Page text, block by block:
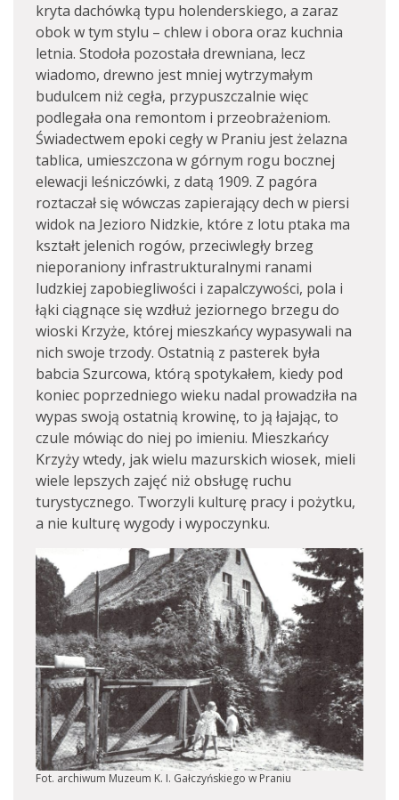
kryta dachówką typu holenderskiego, a zaraz
obok w tym stylu – chlew i obora oraz kuchnia
letnia. Stodoła pozostała drewniana, lecz
wiadomo, drewno jest mniej wytrzymałym
budulcem niż cegła, przypuszczalnie więc
podlegała ona remontom i przeobrażeniom.
Świadectwem epoki cegły w Praniu jest żelazna
tablica, umieszczona w górnym rogu bocznej
elewacji leśniczówki, z datą 1909. Z pagóra
roztaczał się wówczas zapierający dech w piersi
widok na Jezioro Nidzkie, które z lotu ptaka ma
kształt jelenich rogów, przeciwległy brzeg
nieporaniony infrastrukturalnymi ranami
ludzkiej zapobiegliwości i zapalczywości, pola i
łąki ciągnące się wzdłuż jeziornego brzegu do
wioski Krzyże, której mieszkańcy wypasywali na
nich swoje trzody. Ostatnią z pasterek była
babcia Szurcowa, którą spotykałem, kiedy pod
koniec poprzedniego wieku nadal prowadziła na
wypas swoją ostatnią krowinę, to ją łajając, to
czule mówiąc do niej po imieniu. Mieszkańcy
Krzyży wtedy, jak wielu mazurskich wiosek, mieli
wiele lepszych zajęć niż obsługę ruchu
turystycznego. Tworzyli kulturę pracy i pożytku,
a nie kulturę wygody i wypoczynku.
Fot. archiwum Muzeum K. I. Gałczyńskiego w Praniu